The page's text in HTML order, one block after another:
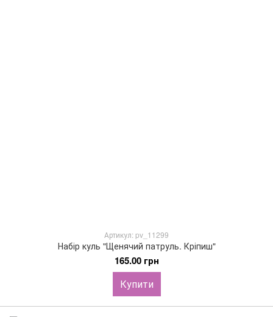
Артикул: pv_11299
Набір куль "Щенячий патруль. Кріпиш"
165.00 грн
Купити